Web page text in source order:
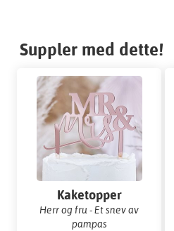
Suppler med dette!
Kaketopper
Herr og fru - Et snev av
pampas